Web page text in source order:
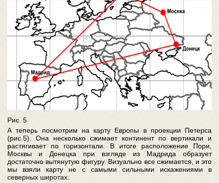
Рис. 5
А теперь посмотрим на карту Европы в проекции Петерса
(рис.5). Она несколько сжимает континент по вертикали и
растягивает по горизонтали. В итоге расположение Пори,
Москвы и Донецка при взгляде из Мадрида образует
достаточно вытянутую фигуру. Визуально все сжимается, и это
мы взяли карту не с самыми сильными искажениями в
северных широтах.